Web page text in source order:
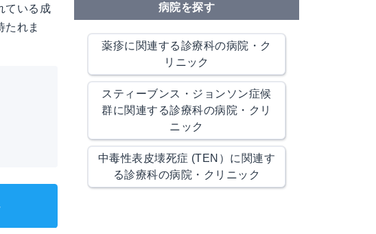
ている成
たれま
病院を探す
薬疹に関連する診療科の病院・ク
リニック
スティーブンス・ジョンソン症候
群に関連する診療科の病院・クリ
ニック
中毒性表皮壊死症 (TEN）に関連す
る診療科の病院・クリニック